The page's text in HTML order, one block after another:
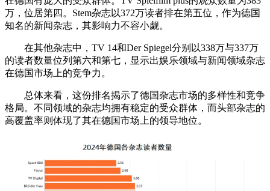
万，位居第四。Stem杂志以372万读者排在第五位，作为德国
知名的新闻杂志，其影响力不容小觑。
在其他杂志中，TV 14和Der Spiegel分别以338万与337万
的读者数量位列第六和第七，显示出娱乐领域与新闻领域杂志
在德国市场上的竞争力。
总体来看，这份排名揭示了德国杂志市场的多样性和竞争
格局。不同领域的杂志均拥有稳定的受众群体，而头部杂志的
高覆盖率则体现了其在德国市场上的领导地位。